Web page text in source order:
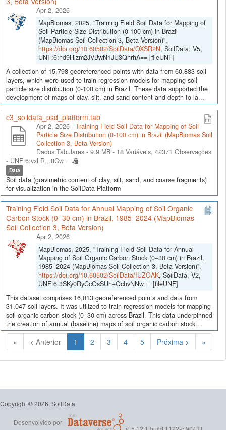
Apr 2, 2026
MapBiomas, 2025, "Training Field Soil Data for Mapping of
Soil Particle Size Distribution (0-100 cm) in Brazil
(MapBiomas Soil Collection 3, Beta Version)",
https://doi.org/10.60502/SoilData/OXSR2N, SoilData, V5,
UNF:6:nd9Hlzm2JVBwN1JU3QhrhA== [fileUNF]
A collection of 15,798 georeferenced points with data from 60,883 soil
layers, which were used to train regression models for mapping soil
particle size distribution (0-100 cm) in Brazil. These data supported the
development of maps of clay, silt, and sand content and depth to la...
c3_soildata_psd_platform.tab
Apr 2, 2026 - Training Field Soil Data for Mapping of Soil
Particle Size Distribution (0-100 cm) in Brazil (MapBiomas Soil
Collection 3, Beta Version)
Dados Tabulares - 9.9 MB - 18 Variáveis, 42371 Observações
- UNF:6:vxLR...8Cw==
Data
Soil data (gravimetric content of clay, silt, sand, and coarse fragments)
for visualization in the SoilData Platform
Training Field Soil Data for Annual Mapping of Soil Organic
Carbon Stock (0–30 cm) in Brazil, 1985–2024 (MapBiomas
Soil Collection 3, Beta Version)
Apr 2, 2026
MapBiomas, 2025, "Training Field Soil Data for Annual
Mapping of Soil Organic Carbon Stock (0–30 cm) in Brazil,
1985–2024 (MapBiomas Soil Collection 3, Beta Version)",
https://doi.org/10.60502/SoilData/IUZOAK, SoilData, V2,
UNF:6:3SKy0RyCcOsSUh+QchvNNw== [fileUNF]
This dataset comprises 16,013 georeferenced points and data from
31,047 soil layers. It was utilized to train regression models for mapping
soil organic carbon stock (0–30 cm) across Brazil. This data underpinned
the creation of annual (baseline) maps of soil organic carbon stock...
« < Anterior 1 (Atual)
2 3 4 5 Próxima > »
Copyright © 2026, SoilData
Desenvolvido por